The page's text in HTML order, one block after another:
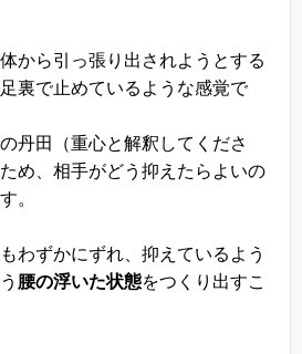
から引っ張り出されようとする
裏で止めているような感覚で
丹田（重心と解釈してくださ
め、相手がどう抑えたらよいの
。
わずかにずれ、抑えているよう
腰の浮いた状態をつくり出すこ